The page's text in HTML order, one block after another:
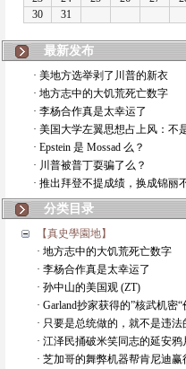
最新发布
· 美地方选举剥了川普的新衣
· 地方志中的大饥荒死亡数字
· 李杨合作真是太幸运了
· 美国大学左翼思想占上风：不
· Epstein 是 Mossad 么？
· 川普被普丁耍骗了么？
· 推出拜登不提成绩，换成锦丽
分类目录
【真史學園地】
· 地方志中的大饥荒死亡数字
· 李杨合作真是太幸运了
· 孙中山的美国观 (ZT)
· Garland抄家获得的”核武机密“
· 只要是总统做的，就不是违法
· 江泽民捅破米笑同志的延安鸦
· 芝加哥的舞弊机器帮肯尼迪赢